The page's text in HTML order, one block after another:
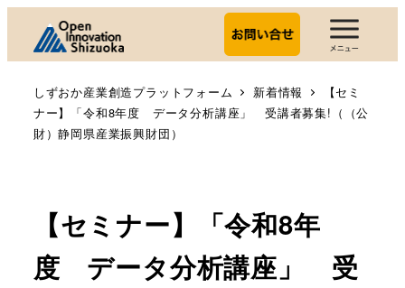
しずおか産業創造プラットフォーム 新着情報
【セミ
ナー】「令和8年度 データ分析講座」 受講者募集!（（公
財）静岡県産業振興財団）
【セミナー】「令和8年
度 データ分析講座」 受